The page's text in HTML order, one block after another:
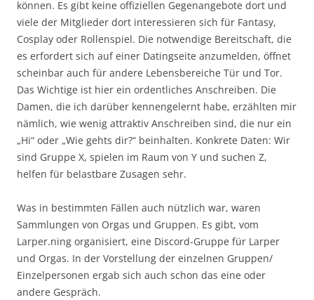
können. Es gibt keine offiziellen Gegenangebote dort und
viele der Mitglieder dort interessieren sich für Fantasy,
Cosplay oder Rollenspiel. Die notwendige Bereitschaft, die
es erfordert sich auf einer Datingseite anzumelden, öffnet
scheinbar auch für andere Lebensbereiche Tür und Tor.
Das Wichtige ist hier ein ordentliches Anschreiben. Die
Damen, die ich darüber kennengelernt habe, erzählten mir
nämlich, wie wenig attraktiv Anschreiben sind, die nur ein
„Hi“ oder „Wie gehts dir?“ beinhalten. Konkrete Daten: Wir
sind Gruppe X, spielen im Raum von Y und suchen Z,
helfen für belastbare Zusagen sehr.
Was in bestimmten Fällen auch nützlich war, waren
Sammlungen von Orgas und Gruppen. Es gibt, vom
Larper.ning organisiert, eine Discord-Gruppe für Larper
und Orgas. In der Vorstellung der einzelnen Gruppen/
Einzelpersonen ergab sich auch schon das eine oder
andere Gespräch.